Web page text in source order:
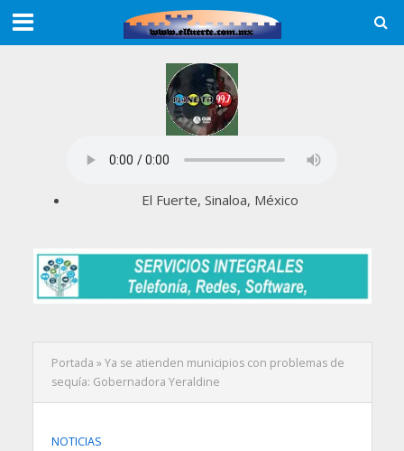
El Fuerte, Sinaloa, México
Portada »Ya se atienden municipios con problemas de
sequía: Gobernadora Yeraldine
NOTICIAS